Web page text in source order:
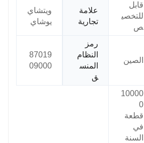
قابل
للتخصي
ص
علامة
تجارية
ويتشاي
يوشاي
الصين
رمز
النظام
المنس
ق
87019
09000
10000
0
قطعة
في
السنة